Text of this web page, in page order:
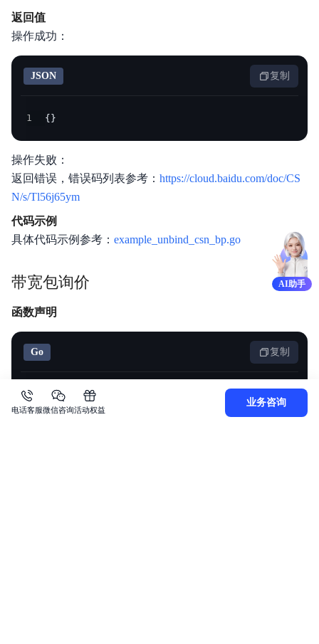
返回值
操作成功：
JSON 复制
1 {}
操作失败：
返回错误，错误码列表参考： https://cloud.baidu.com/doc/CS
N/s/Tl56j65ym
代码示例
具体代码示例参考： example_unbind_csn_bp.go
带宽包询价
函数声明
Go 复制
1 func (c *Client) GetCsnBpPrice(body
AI助手
电话客服微信咨询活动权益
业务咨询